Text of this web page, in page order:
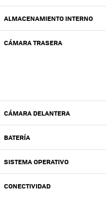
ALMACENAMIENTO INTERNO
CÁMARA TRASERA
CÁMARA DELANTERA
BATERÍA
SISTEMA OPERATIVO
CONECTIVIDAD